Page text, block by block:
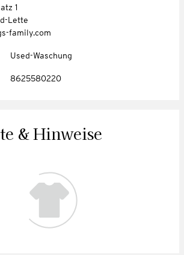
1
Lette
family.com
Used-Waschung
8625580220
& Hinweise